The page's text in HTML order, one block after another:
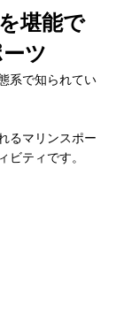
堪能で
ツ
系で知られてい
るマリンスポー
ビティです。